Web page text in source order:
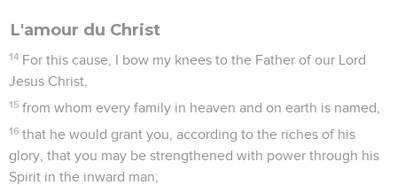
L'amour du Christ
14 For this cause, I bow my knees to the Father of our Lord
Jesus Christ,
15 from whom every family in heaven and on earth is named,
16 that he would grant you, according to the riches of his
glory, that you may be strengthened with power through his
Spirit in the inward man;